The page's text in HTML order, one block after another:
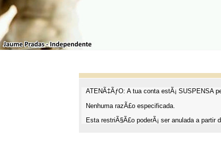
ATENÃ‡ÃƒO: A tua conta estÃ¡ SUSPENSA
Nenhuma razÃ£o especificada.
Esta restriÃ§Ã£o poderÃ¡ ser anulada a partir